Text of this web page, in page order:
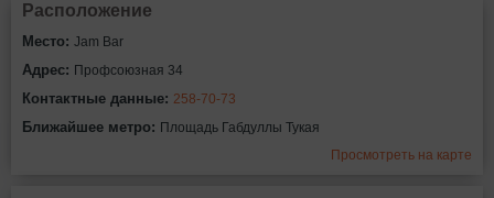
Расположение
Место: Jam Bar
Адрес: Профсоюзная 34
Контактные данные: 258-70-73
Ближайшее метро: Площадь Габдуллы Тукая
Просмотреть на карте